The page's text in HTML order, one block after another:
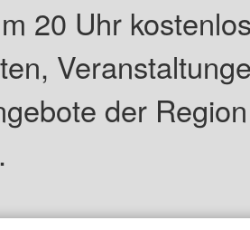
20 Uhr
der